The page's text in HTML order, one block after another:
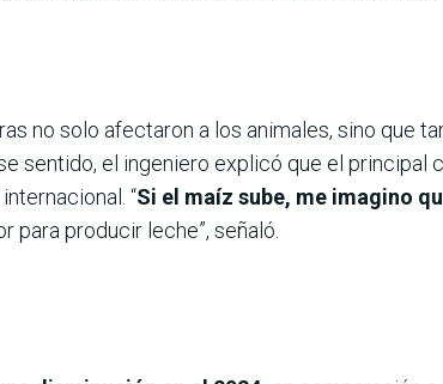
no solo afectaron a los animales, sino que
sentido, el ingeniero explicó que el principal
“Si el maíz sube, me imagino
para producir leche”, señaló.